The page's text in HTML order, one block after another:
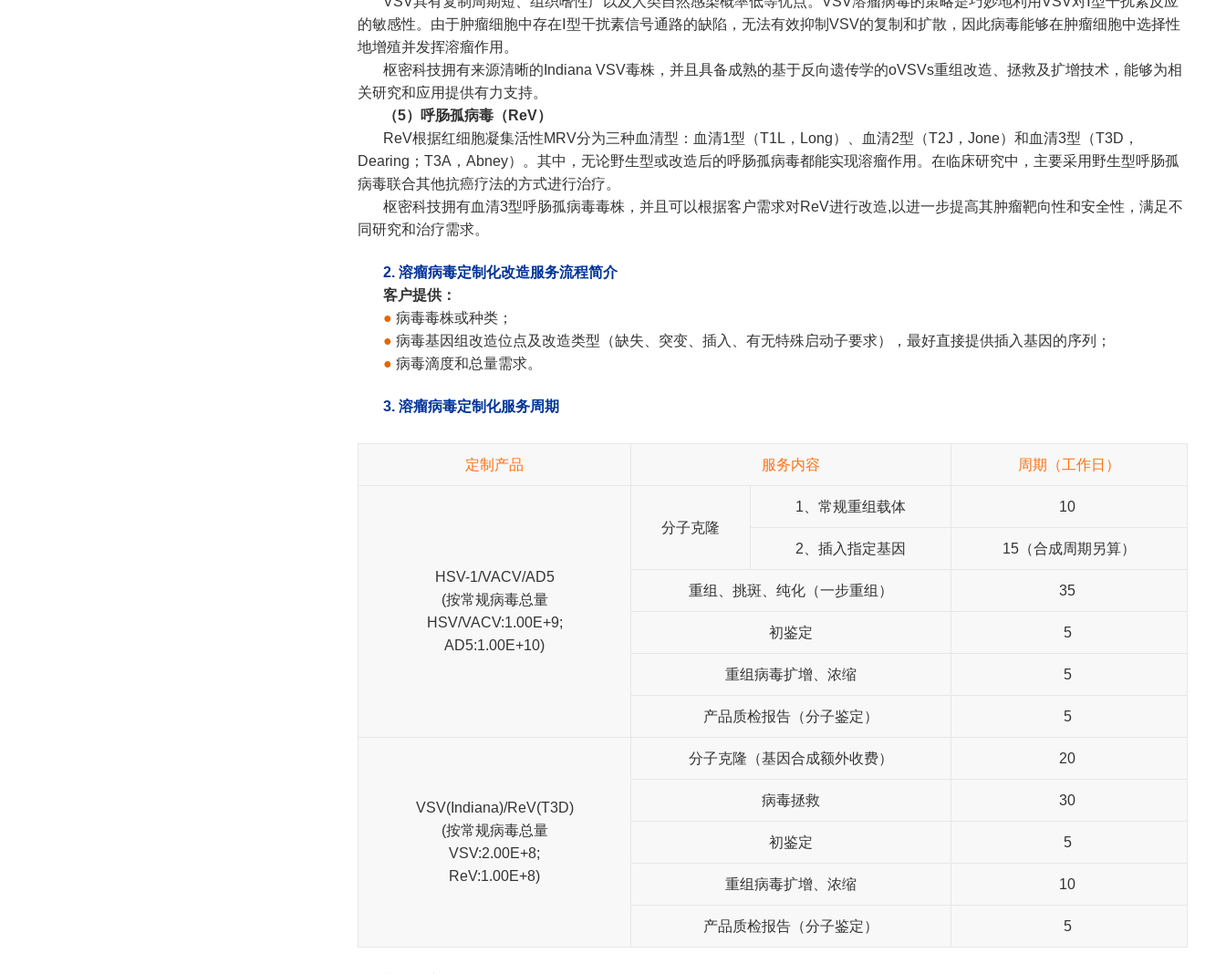
的敏感性。由于肿瘤细胞中存在Ⅰ型干扰素信号通路的缺陷，无法有效抑制VSV的复制和扩散，因此病毒能够在肿瘤细胞中选择性
地增殖并发挥溶瘤作用。
枢密科技拥有来源清晰的Indiana VSV毒株，并且具备成熟的基于反向遗传学的oVSVs重组改造、拯救及扩增技术，能够为相
关研究和应用提供有力支持。
（5）呼肠孤病毒（ReV）
ReV根据红细胞凝集活性MRV分为三种血清型：血清1型（T1L，Long）、血清2型（T2J，Jone）和血清3型（T3D，
Dearing；T3A，Abney）。其中，无论野生型或改造后的呼肠孤病毒都能实现溶瘤作用。在临床研究中，主要采用野生型呼肠孤
病毒联合其他抗癌疗法的方式进行治疗。
枢密科技拥有血清3型呼肠孤病毒毒株，并且可以根据客户需求对ReV进行改造,以进一步提高其肿瘤靶向性和安全性，满足不
同研究和治疗需求。
2. 溶瘤病毒定制化改造服务流程简介
客户提供：
● 病毒毒株或种类；
● 病毒基因组改造位点及改造类型（缺失、突变、插入、有无特殊启动子要求），最好直接提供插入基因的序列；
● 病毒滴度和总量需求。
3. 溶瘤病毒定制化服务周期
定制产品 服务内容 周期（工作日）
HSV-1/VACV/AD5
(按常规病毒总量
HSV/VACV:1.00E+9;
AD5:1.00E+10)
分子克隆
1、常规重组载体 10
2、插入指定基因 15（合成周期另算）
重组、挑斑、纯化（一步重组） 35
初鉴定 5
重组病毒扩增、浓缩 5
产品质检报告（分子鉴定） 5
VSV(Indiana)/ReV(T3D)
(按常规病毒总量
VSV:2.00E+8;
ReV:1.00E+8)
分子克隆（基因合成额外收费） 20
病毒拯救 30
初鉴定 5
重组病毒扩增、浓缩 10
产品质检报告（分子鉴定） 5